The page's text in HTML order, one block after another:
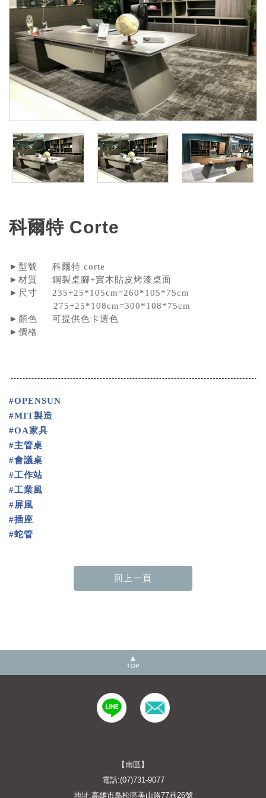
科爾特 Corte
►型號 科爾特 corte
►材質 鋼製桌腳+實木貼皮烤漆桌面
►尺寸 235+25*105cm=260*105*75cm
275+25*108cm=300*108*75cm
►顏色 可提供色卡選色
►價格
#OPENSUN
#MIT製造
#OA家具
#主管桌
#會議桌
#工作站
#工業風
#屏風
#插座
#蛇管
TOP
【南區】
電話:(07)731-9077
地址:高雄市鳥松區美山路77巷26號